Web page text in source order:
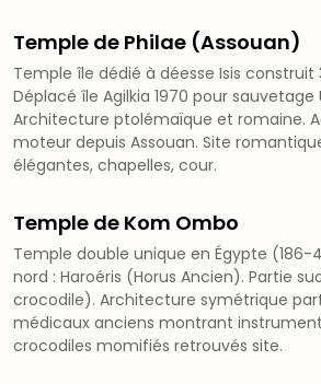
Temple de Philae (Assouan)
Temple île dédié à déesse Isis construit
Déplacé île Agilkia 1970 pour sauvetage
Architecture ptolémaïque et romaine.
moteur depuis Assouan. Site
élégantes, chapelles, cour.
Temple de Kom Ombo
Temple double unique en Égypte (186-
nord : Haroéris (Horus Ancien). Partie
crocodile). Architecture symétrique
médicaux anciens montrant
crocodiles momifiés retrouvés site.